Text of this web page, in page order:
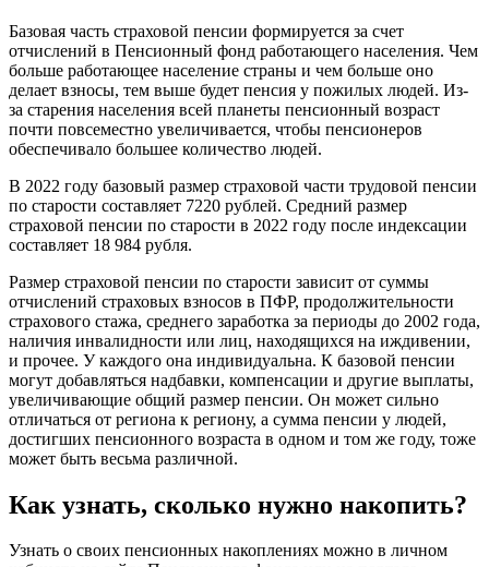
Базовая часть страховой пенсии формируется за счет
отчислений в Пенсионный фонд работающего населения. Чем
больше работающее население страны и чем больше оно
делает взносы, тем выше будет пенсия у пожилых людей. Из-
за старения населения всей планеты пенсионный возраст
почти повсеместно увеличивается, чтобы пенсионеров
обеспечивало большее количество людей.
В 2022 году базовый размер страховой части трудовой пенсии
по старости составляет 7220 рублей. Средний размер
страховой пенсии по старости в 2022 году после индексации
составляет 18 984 рубля.
Размер страховой пенсии по старости зависит от суммы
отчислений страховых взносов в ПФР, продолжительности
страхового стажа, среднего заработка за периоды до 2002 года,
наличия инвалидности или лиц, находящихся на иждивении,
и прочее. У каждого она индивидуальна. К базовой пенсии
могут добавляться надбавки, компенсации и другие выплаты,
увеличивающие общий размер пенсии. Он может сильно
отличаться от региона к региону, а сумма пенсии у людей,
достигших пенсионного возраста в одном и том же году, тоже
может быть весьма различной.
Как узнать, сколько нужно накопить?
Узнать о своих пенсионных накоплениях можно в личном